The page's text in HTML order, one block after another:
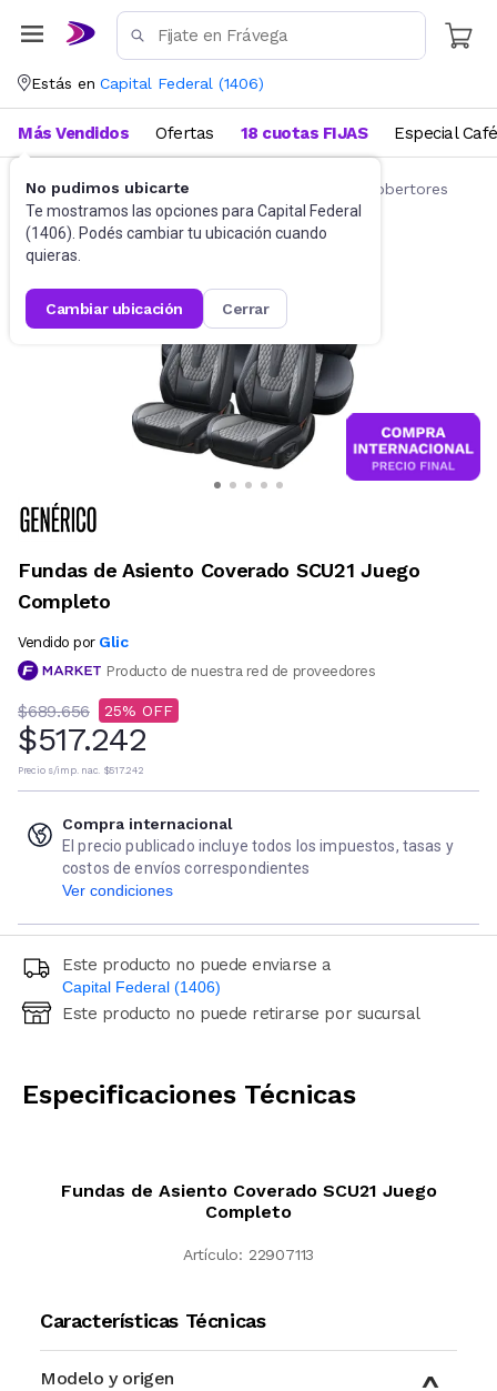
Estás en Capital Federal (1406)
No pudimos ubicarte
Te mostramos las opciones para Capital Federal
(1406). Podés cambiar tu ubicación cuando
quieras.
cambiar ubicación cerrar
Más Vendidos Ofertas 18 cuotas FIJAS Especial Café
Accesorios para autos y motos Fundas y cobertores
Fundas de Asiento Coverado SCU21 Juego
Completo
Vendido por Glic
Producto de nuestra red de proveedores
$689.656 25
$517.242
Precio s/imp. nac. $517.242
Compra internacional
El precio publicado incluye todos los impuestos, tasas y
costos de envíos correspondientes
Ver condiciones
Este producto no puede enviarse a
Capital Federal (1406)
Ingresá código postal (sólo números)
Este producto no puede retirarse por sucursal
Especificaciones Técnicas
Fundas de Asiento Coverado SCU21 Juego
Completo
Artículo: 22907113
Características Técnicas
Modelo y origen